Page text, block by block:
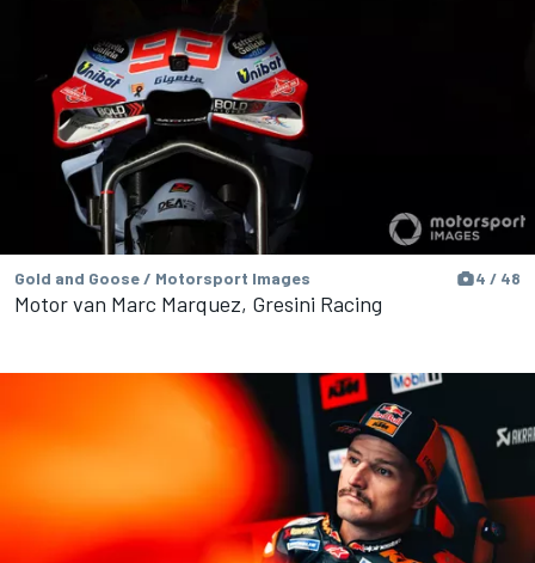
Gold and Goose / Motorsport Images 4 / 48
Motor van Marc Marquez, Gresini Racing